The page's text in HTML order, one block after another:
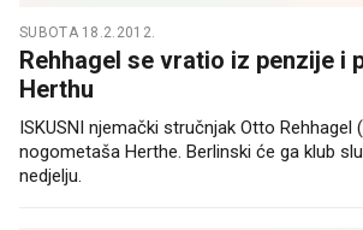
SUBOTA 18.2.2012.
Rehhagel se vratio iz penzije i
Herthu
ISKUSNI njemački stručnjak Otto Rehhagel
nogometaša Herthe. Berlinski će ga klub
nedjelju.